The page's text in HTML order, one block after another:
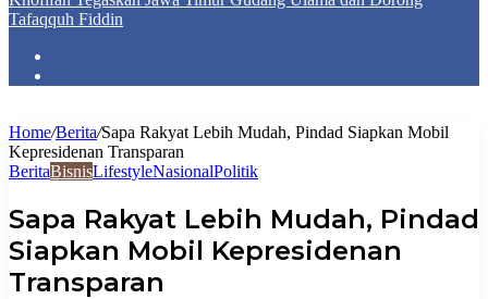
Tafaqquh Fiddin
Home/Berita/Sapa Rakyat Lebih Mudah, Pindad Siapkan Mobil
Kepresidenan Transparan
BeritaBisnisLifestyleNasionalPolitik
Sapa Rakyat Lebih Mudah, Pindad
Siapkan Mobil Kepresidenan
Transparan